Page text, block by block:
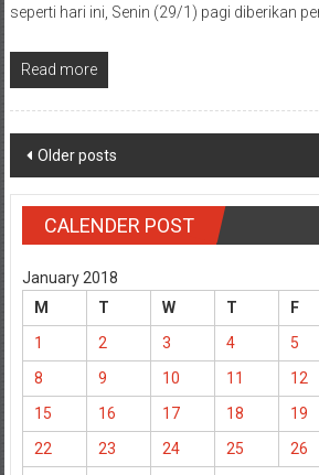
seperti hari ini, Senin (29/1) pagi diberikan
Read more
Posts
navigation
Older posts
CALENDER POST
January 2018
M
T W T F
1
2 3 4 5
8
9 10 11 12
15
16 17 18 19
22
23 24 25 26